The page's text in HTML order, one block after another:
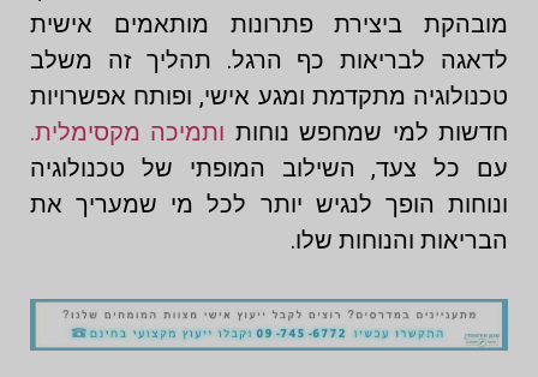
מובהקת ביצירת פתרונות מותאמים אישית
לדאגה לבריאות כף הרגל. תהליך זה משלב
טכנולוגיה מתקדמת ומגע אישי, ופותח אפשרויות
חדשות למי שמחפש נוחות ותמיכה מקסימלית.
עם כל צעד, השילוב המופתי של טכנולוגיה
ונוחות הופך לנגיש יותר לכל מי שמעריך את
הבריאות והנוחות שלו.